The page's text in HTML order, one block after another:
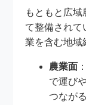
もともと広
て整備されて
業を含む地域
農業面
で運び
つながる